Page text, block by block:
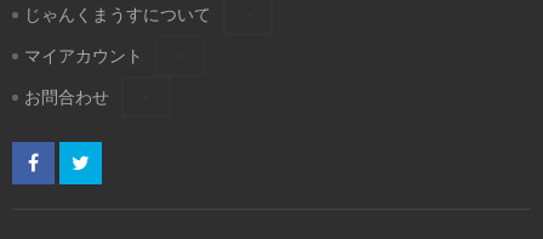
じゃんくまうすについて
マイアカウント
お問合わせ